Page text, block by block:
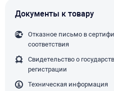
Документы к товару
Отказное письмо в
соответствия
Свидетельство о
регистрации
Техническая информация